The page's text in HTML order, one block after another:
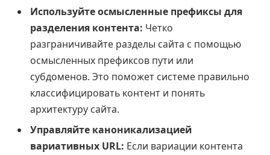
Используйте осмысленные префиксы для
разделения контента: Четко
разграничивайте разделы сайта с помощью
осмысленных префиксов пути или
субдоменов. Это поможет системе правильно
классифицировать контент и понять
архитектуру сайта.
Управляйте каноникализацией
вариативных URL: Если вариации контента